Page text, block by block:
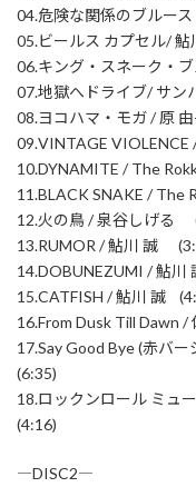
04.危険な関係のブルー
05.ビールス カプセル/ 鮎
06.キング・スネーク・
07.地獄へドライブ/ サン
08.ヨコハマ・モガ / 原
09.VINTAGE VIOLENCE
10.DYNAMITE / The
11.BLACK SNAKE / The
12.火の鳥 / 泉谷しげる
13.RUMOR / 鮎川 誠
14.DOBUNEZUMI / 鮎川
15.CATFISH / 鮎川 誠
16.From Dusk Till
17.Say Good Bye (赤バ
(6:35)
18.ロックンロール ミュ
(4:16)
―DISC2―